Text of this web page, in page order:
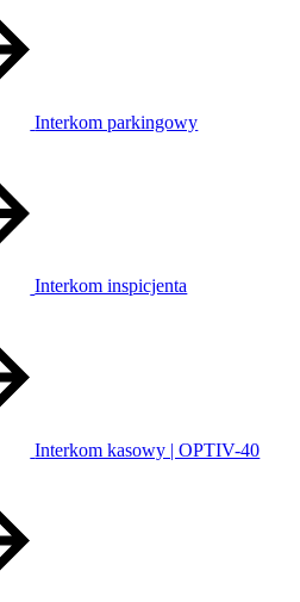
Interkom parkingowy
Interkom inspicjenta
Interkom kasowy | OPTIV-40